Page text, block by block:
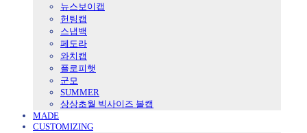
뉴스보이캡
헌팅캡
스냅백
페도라
와치캡
플로피햇
군모
SUMMER
상상초월 빅사이즈 볼캡
MADE
CUSTOMIZING